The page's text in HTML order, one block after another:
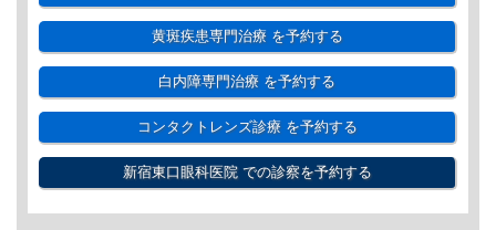
黄斑疾患専門治療を予約する
白内障専門治療 を予約する
コンタクトレンズ診療を予約する
新宿東口眼科医院での診察を予約する